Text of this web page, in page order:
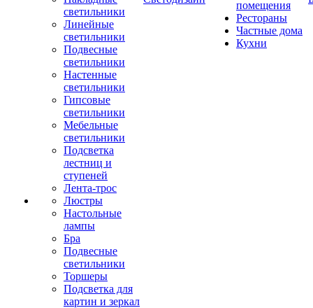
светильники
Линейные
светильники
Подвесные
светильники
Настенные
светильники
Гипсовые
светильники
Мебельные
светильники
Подсветка
лестниц и
ступеней
Лента-трос
Люстры
Настольные
лампы
Бра
Подвесные
светильники
Торшеры
Подсветка для
картин и зеркал
помещения
Рестораны
Частные дома
Кухни